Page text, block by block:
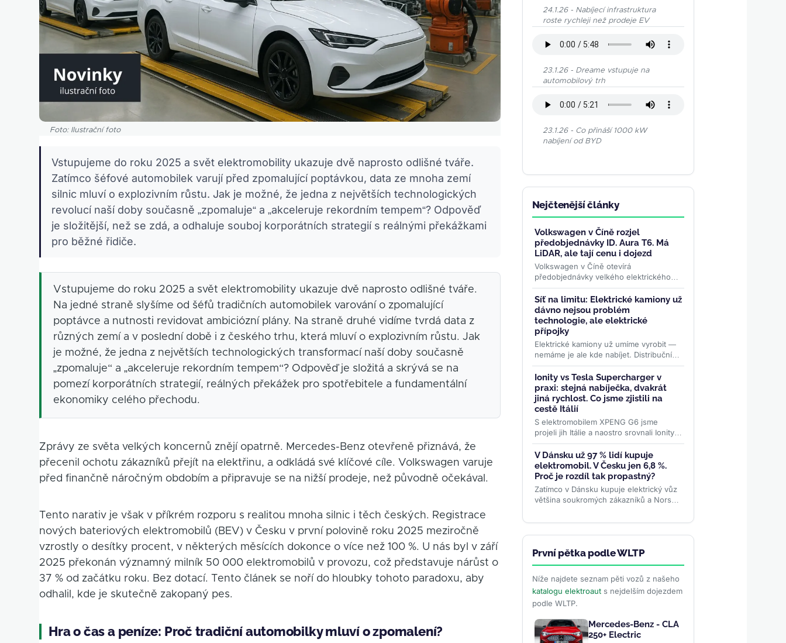
Foto: Ilustrační foto
Vstupujeme do roku 2025 a svět elektromobility ukazuje dvě naprosto odlišné tváře.
Zatímco šéfové automobilek varují před zpomalující poptávkou, data ze mnoha zemí
silnic mluví o explozivním růstu. Jak je možné, že jedna z největších technologických
revolucí naší doby současně „zpomaluje“ a „akceleruje rekordním tempem“? Odpověď
je složitější, než se zdá, a odhaluje souboj korporátních strategií s reálnými překážkami
pro běžné řidiče.
Vstupujeme do roku 2025 a svět elektromobility ukazuje dvě naprosto odlišné tváře.
Na jedné straně slyšíme od šéfů tradičních automobilek varování o zpomalující
poptávce a nutnosti revidovat ambiciózní plány. Na straně druhé vidíme tvrdá data z
různých zemí a v poslední době i z českého trhu, která mluví o explozivním růstu. Jak
je možné, že jedna z největších technologických transformací naší doby současně
„zpomaluje“ a „akceleruje rekordním tempem“? Odpověď je složitá a skrývá se na
pomezí korporátních strategií, reálných překážek pro spotřebitele a fundamentální
ekonomiky celého přechodu.
Zprávy ze světa velkých koncernů znějí opatrně. Mercedes-Benz otevřeně přiznává, že
přecenil ochotu zákazníků přejít na elektřinu, a odkládá své klíčové cíle. Volkswagen varuje
před finančně náročným obdobím a připravuje se na nižší prodeje, než původně očekával.
Tento narativ je však v příkrém rozporu s realitou mnoha silnic i těch českých. Registrace
nových bateriových elektromobilů (BEV) v Česku v první polovině roku 2025 meziročně
vzrostly o desítky procent, v některých měsících dokonce o více než 100 %. U nás byl v září
2025 překonán významný milník 50 000 elektromobilů v provozu, což představuje nárůst o
37 % od začátku roku. Bez dotací. Tento článek se noří do hloubky tohoto paradoxu, aby
odhalil, kde je skutečně zakopaný pes.
Hra o čas a peníze: Proč tradiční automobilky mluví o zpomalení?
24.1.26 - Nabíjecí infrastruktura
roste rychleji než prodeje EV
23.1.26 - Dreame vstupuje na
automobilový trh
23.1.26 - Co přináší 1000 kW
nabíjení od BYD
Nejčtenější články
Volkswagen v Číně rozjel
předobjednávky ID. Aura T6. Má
LiDAR, ale tají cenu i dojezd
Volkswagen v Číně otevírá
předobjednávky velkého elektrického
SUV ID. Aura T6. Nabízí LiDAR a
software vyvinutý s Horizon Robotics,
ale...>>
Síť na limitu: Elektrické kamiony už
dávno nejsou problém
technologie, ale elektrické
přípojky
Elektrické kamiony už umíme vyrobit —
nemáme je ale kde nabíjet. Distribuční
síť je největší brzdou elektrifikace
nákladní dopravy....>>
Ionity vs Tesla Supercharger v
praxi: stejná nabíječka, dvakrát
jiná rychlost. Co jsme zjistili na
cestě Itálií
S elektromobilem XPENG G6 jsme
projeli jih Itálie a naostro srovnali Ionity a
Tesla Supercharger – ceny, rychlost i
spolehlivost. Na stejné...>>
V Dánsku už 97 % lidí kupuje
elektromobil. V Česku jen 6,8 %.
Proč je rozdíl tak propastný?
Zatímco v Dánsku kupuje elektrický vůz
většina soukromých zákazníků a Norsko
české registrace podle...>>
První pětka podle WLTP
Níže najdete seznam pěti vozů z našeho
katalogu elektroauts nejdelším dojezdem
podle WLTP.
Mercedes-Benz - CLA
250+ Electric